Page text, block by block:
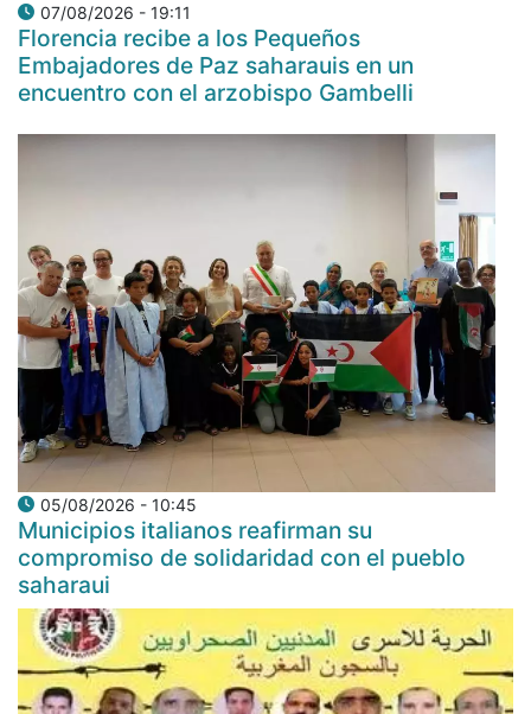
07/08/2026 - 19:11
Florencia recibe a los Pequeños
Embajadores de Paz saharauis en un
encuentro con el arzobispo Gambelli
05/08/2026 - 10:45
Municipios italianos reafirman su
compromiso de solidaridad con el pueblo
saharaui